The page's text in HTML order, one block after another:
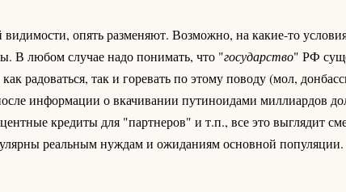
опять разменяют. Возможно, на какие-то условия
В любом случае надо понимать, что "государство" РФ
радоваться, так и горевать по этому поводу (мол,
информации о вкачивании путиноидами миллиардов
кредиты для "партнеров" и т.п., все это выглядит
реальным нуждам и ожиданиям основной популяции.